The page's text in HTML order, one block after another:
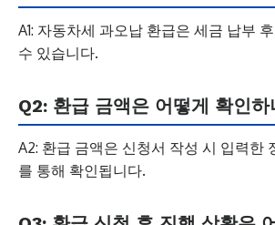
A1: 자동차세 과오납 환급은 세금 납부
수 있습니다.
Q2: 환급 금액은 어떻게 확인하
A2: 환급 금액은 신청서 작성 시 입력한
를 통해 확인됩니다.